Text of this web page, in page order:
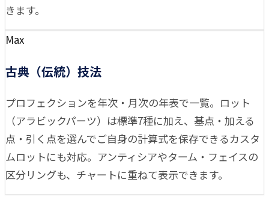
きます。
Max
古典（伝統）技法
プロフェクションを年次・月次の年表で一覧。ロット
（アラビックパーツ）は標準7種に加え、基点・加える
点・引く点を選んでご自身の計算式を保存できるカスタ
ムロットにも対応。アンティシアやターム・フェイスの
区分リングも、チャートに重ねて表示できます。